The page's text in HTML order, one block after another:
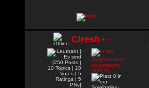
Ciresh ••